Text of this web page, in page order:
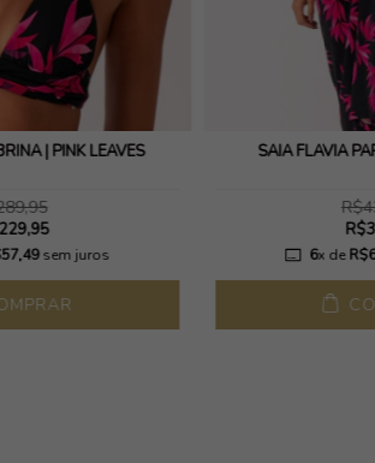
| PINK LEAVES
sem juros
SAIA FLÁVIA
6x de